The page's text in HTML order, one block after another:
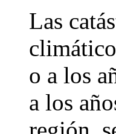
Las
o a los
a los